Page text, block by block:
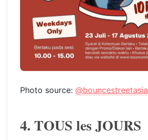
Photo source: @bouncestreetasia
4. TOUS les JOURS